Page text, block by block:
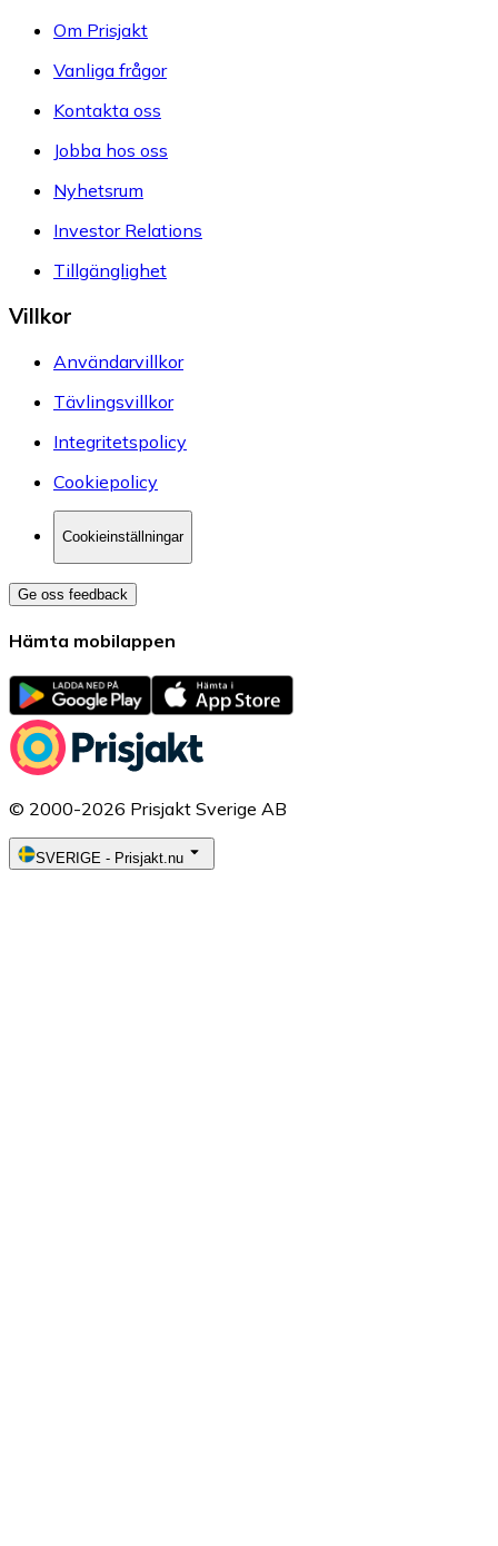
Om Prisjakt
Vanliga frågor
Kontakta oss
Jobba hos oss
Nyhetsrum
Investor Relations
Tillgänglighet
Villkor
Användarvillkor
Tävlingsvillkor
Integritetspolicy
Cookiepolicy
Cookieinställningar
Ge oss feedback
Hämta mobilappen
© 2000-2026 Prisjakt Sverige AB
SVERIGE - Prisjakt.nu